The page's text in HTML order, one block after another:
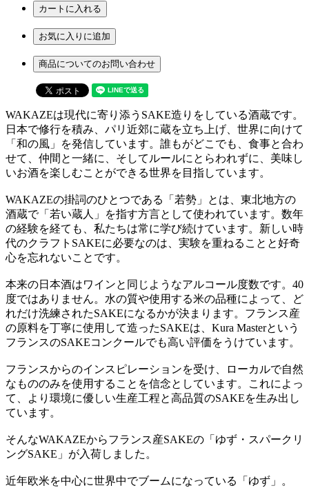
カートに入れる
お気に入りに追加
商品についてのお問い合わせ
WAKAZEは現代に寄り添うSAKE造りをしている酒蔵です。
日本で修行を積み、パリ近郊に蔵を立ち上げ、世界に向けて
「和の風」を発信しています。誰もがどこでも、食事と合わ
せて、仲間と一緒に、そしてルールにとらわれずに、美味し
いお酒を楽しむことができる世界を目指しています。
WAKAZEの掛詞のひとつである「若勢」とは、東北地方の
酒蔵で「若い蔵人」を指す方言として使われています。数年
の経験を経ても、私たちは常に学び続けています。新しい時
代のクラフトSAKEに必要なのは、実験を重ねることと好奇
心を忘れないことです。
本来の日本酒はワインと同じようなアルコール度数です。40
度ではありません。水の質や使用する米の品種によって、ど
れだけ洗練されたSAKEになるかが決まります。フランス産
の原料を丁寧に使用して造ったSAKEは、Kura Masterという
フランスのSAKEコンクールでも高い評価をうけています。
フランスからのインスピレーションを受け、ローカルで自然
なもののみを使用することを信念としています。これによっ
て、より環境に優しい生産工程と高品質のSAKEを生み出し
ています。
そんなWAKAZEからフランス産SAKEの「ゆず・スパークリ
ングSAKE」が入荷しました。
近年欧米を中心に世界中でブームになっている「ゆず」。